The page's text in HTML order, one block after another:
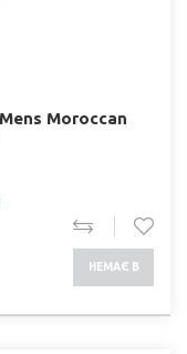
Moroccan
НЕМАЄ В